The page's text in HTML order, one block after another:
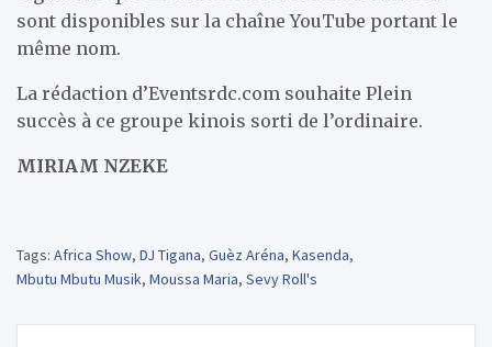
sont disponibles sur la chaîne YouTube portant le
même nom.
La rédaction d’Eventsrdc.com souhaite Plein
succès à ce groupe kinois sorti de l’ordinaire.
MIRIAM NZEKE
Tags: Africa Show, DJ Tigana, Guèz Aréna, Kasenda,
Mbutu Mbutu Musik, Moussa Maria, Sevy Roll's